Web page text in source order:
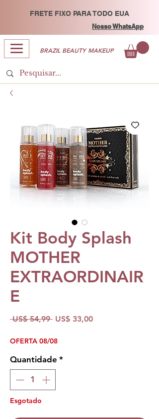
FRETE FIXO PARA TODO EUA
Nosso WhatsApp
BRAZIL BEAUTY MAKEUP
Kit Body Splash
MOTHER
EXTRAORDINAIR
E
US$ 54,99 Preço
US$ 33,00Preço
OFERTA 08/08
Quantidade *
Esgotado